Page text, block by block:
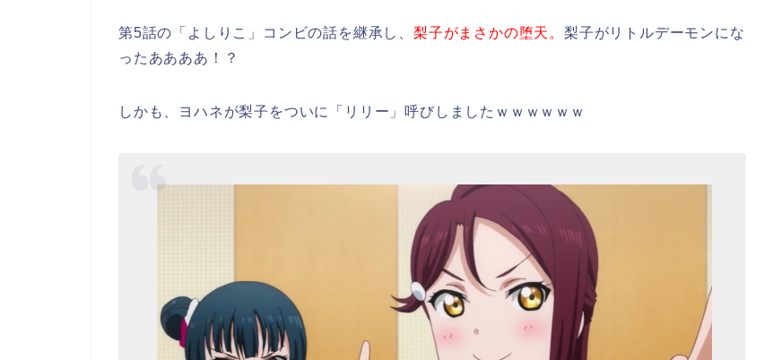
第5話の「よしりこ」コンビの話を継承し、梨子がまさかの堕天。梨子がリトルデーモンにな
ったああああ！？
しかも、 ヨハネが梨子をついに「リリー」呼びしましたｗｗｗｗｗｗ